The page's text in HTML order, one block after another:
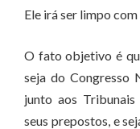
Ele irá ser limpo com
O fato objetivo é
seja do Congresso
junto aos
seus prepostos, e